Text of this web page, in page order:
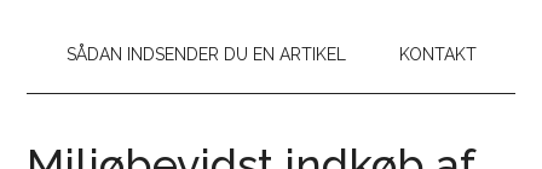
SÅDAN INDSENDER DU EN ARTIKEL KONTAKT